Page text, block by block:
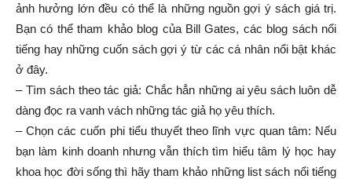
ảnh hưởng lớn đều có thể là những nguồn gợi ý sách giá trị.
Bạn có thể tham khảo blog của Bill Gates, các blog sách nổi
tiếng hay những cuốn sách gợi ý từ các cá nhân nổi bật khác
ở đây.
– Tìm sách theo tác giả: Chắc hẳn những ai yêu sách luôn dễ
dàng đọc ra vanh vách những tác giả họ yêu thích.
– Chọn các cuốn phi tiểu thuyết theo lĩnh vực quan tâm: Nếu
bạn làm kinh doanh nhưng vẫn thích tìm hiểu tâm lý học hay
khoa học đời sống thì hãy tham khảo những list sách nổi tiếng